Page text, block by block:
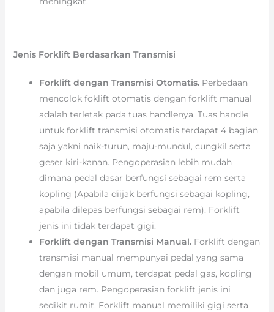
Jenis Forklift Berdasarkan Transmisi
Forklift dengan Transmisi Otomatis. Perbedaan
mencolok foklift otomatis dengan forklift manual
adalah terletak pada tuas handlenya. Tuas handle
untuk forklift transmisi otomatis terdapat 4 bagian
saja yakni naik-turun, maju-mundul, cungkil serta
geser kiri-kanan. Pengoperasian lebih mudah
dimana pedal dasar berfungsi sebagai rem serta
kopling (Apabila diijak berfungsi sebagai kopling,
apabila dilepas berfungsi sebagai rem). Forklift
jenis ini tidak terdapat gigi.
Forklift dengan Transmisi Manual.Forklift dengan
transmisi manual mempunyai pedal yang sama
dengan mobil umum, terdapat pedal gas, kopling
dan juga rem. Pengoperasian forklift jenis ini
sedikit rumit. Forklift manual memiliki gigi serta